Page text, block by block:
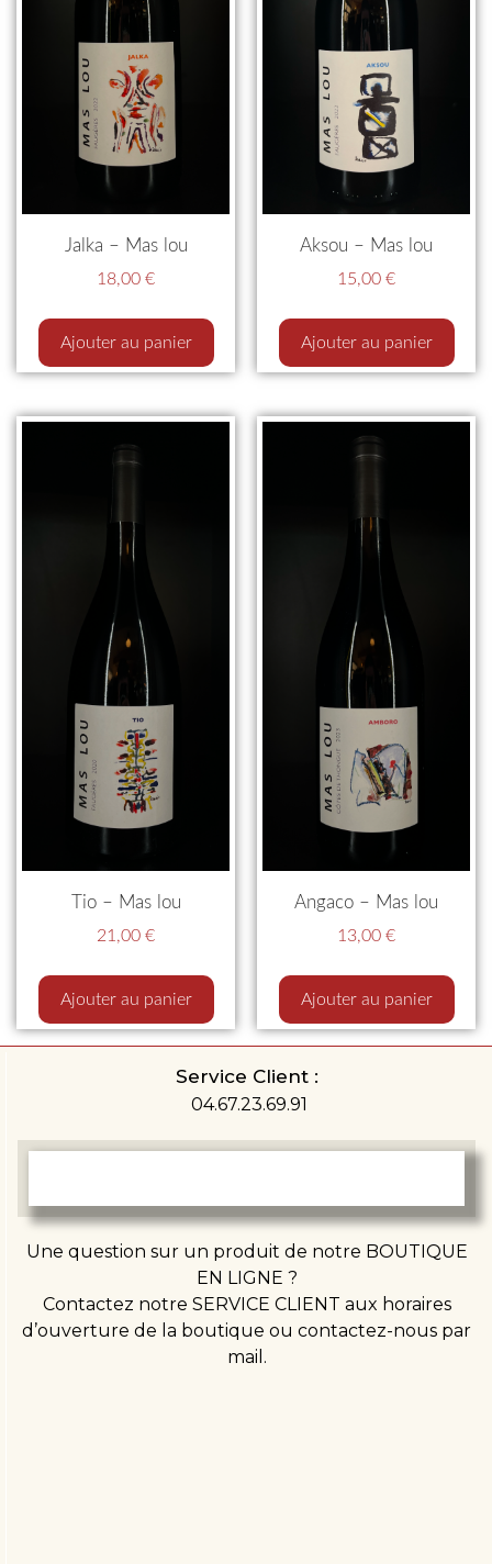
Jalka – Mas lou
18,00 €
Ajouter au panier
Aksou – Mas lou
15,00 €
Ajouter au panier
Tio – Mas lou
21,00 €
Ajouter au panier
Angaco – Mas lou
13,00 €
Ajouter au panier
Une question sur un produit de notre BOUTIQUE
EN LIGNE ?
Contactez notre SERVICE CLIENT aux horaires
d’ouverture de la boutique ou contactez-nous par
mail.
Service Client :
04.67.23.69.91